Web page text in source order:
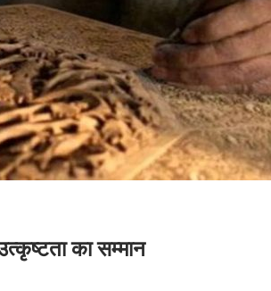
का सम्मान